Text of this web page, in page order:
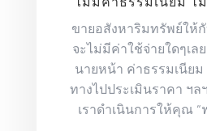
ขายอสังหาริมทรัพย์ให้
จะไม่มีค่าใช้จ่ายใดๆเล
นายหน้า ค่าธรรมเนีย
ทางไปประเมินราคา ฯล
เราดำเนินการให้คุณ